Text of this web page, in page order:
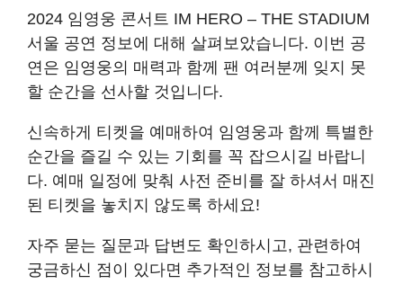
2024 임영웅 콘서트 IM HERO – THE STADIUM
서울 공연 정보에 대해 살펴보았습니다. 이번 공
연은 임영웅의 매력과 함께 팬 여러분께 잊지 못
할 순간을 선사할 것입니다.
신속하게 티켓을 예매하여 임영웅과 함께 특별한
순간을 즐길 수 있는 기회를 꼭 잡으시길 바랍니
다. 예매 일정에 맞춰 사전 준비를 잘 하셔서 매진
된 티켓을 놓치지 않도록 하세요!
자주 묻는 질문과 답변도 확인하시고, 관련하여
궁금하신 점이 있다면 추가적인 정보를 참고하시